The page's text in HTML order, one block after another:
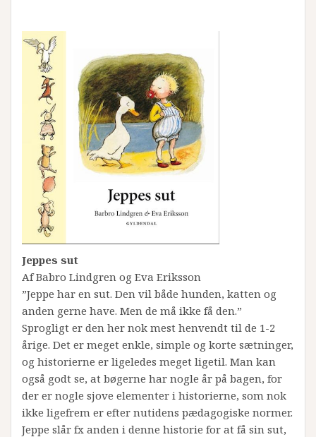
Jeppes sut
Af Babro Lindgren og Eva Eriksson
”Jeppe har en sut. Den vil både hunden, katten og
anden gerne have. Men de må ikke få den.”
Sprogligt er den her nok mest henvendt til de 1-2
årige. Det er meget enkle, simple og korte sætninger,
og historierne er ligeledes meget ligetil. Man kan
også godt se, at bøgerne har nogle år på bagen, for
der er nogle sjove elementer i historierne, som nok
ikke ligefrem er efter nutidens pædagogiske normer.
Jeppe slår fx anden i denne historie for at få sin sut,